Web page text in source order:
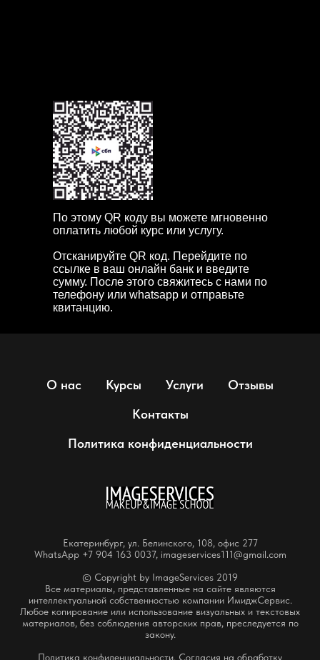
По этому QR коду вы можете мгновенно
оплатить любой курс или услугу.
Отсканируйте QR код. Перейдите по
ссылке в ваш онлайн банк и введите
сумму. После этого свяжитесь с нами по
телефону или whatsapp и отправьте
квитанцию.
О нас Курсы Услуги
Отзывы
Контакты
Политика конфиденциальности
Екатеринбург, ул. Белинского, 108, офис 277
WhatsApp +7 904 163 0037, imageservices111@gmail.com
© Copyright by ImageServices 2019
Все материалы, представленные на сайте являются
интеллектуальной собственностью компании ИмиджСервис.
Любое копирование или использование визуальных и текстовых
материалов, без соблюдения авторских прав, преследуется по
закону.
Политика конфиденциальности. Согласия на обработку